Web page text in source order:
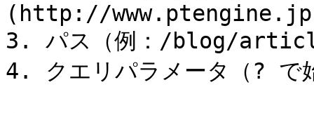
(http://
3. パス（例：/blog/
4. クエリパラメータ（? で